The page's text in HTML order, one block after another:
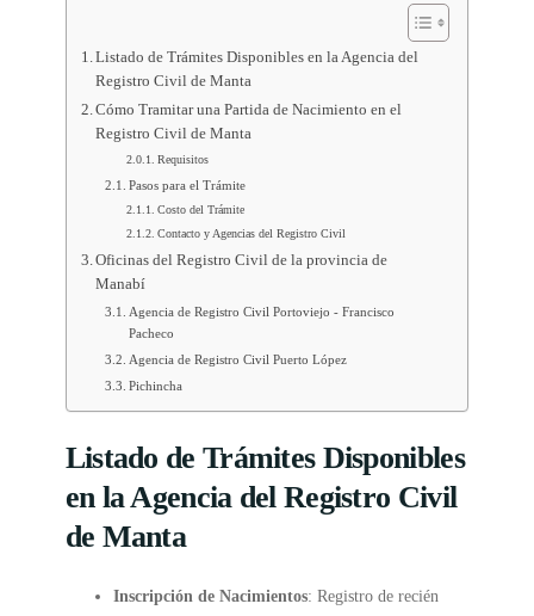
Listado de Trámites Disponibles en la Agencia del
Registro Civil de Manta
Cómo Tramitar una Partida de Nacimiento en el
Registro Civil de Manta
Requisitos
Pasos para el Trámite
Costo del Trámite
Contacto y Agencias del Registro Civil
Oficinas del Registro Civil de la provincia de
Manabí
Agencia de Registro Civil Portoviejo - Francisco
Pacheco
Agencia de Registro Civil Puerto López
Pichincha
Listado de Trámites Disponibles
en la Agencia del Registro Civil
de Manta
Inscripción de Nacimientos: Registro de recién